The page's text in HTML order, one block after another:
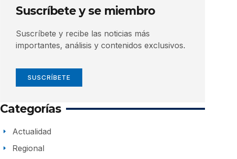
Suscríbete y se miembro
Suscríbete y recibe las noticias más
importantes, análisis y contenidos exclusivos.
SUSCRÍBETE
Categorías
Actualidad
Regional